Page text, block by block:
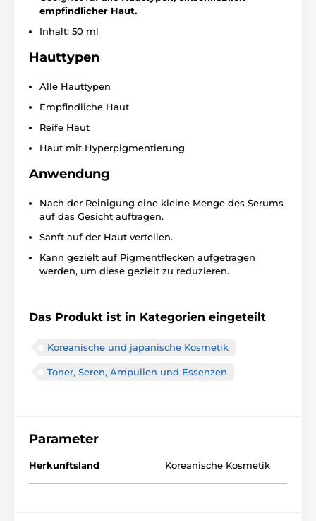
empfindlicher Haut.
Inhalt: 50 ml
Hauttypen
Alle Hauttypen
Empfindliche Haut
Reife Haut
Haut mit Hyperpigmentierung
Anwendung
Nach der Reinigung eine kleine Menge des Serums
auf das Gesicht auftragen.
Sanft auf der Haut verteilen.
Kann gezielt auf Pigmentflecken aufgetragen
werden, um diese gezielt zu reduzieren.
Das Produkt ist in Kategorien eingeteilt
Koreanische und japanische Kosmetik
Toner, Seren, Ampullen und Essenzen
Parameter
Herkunftsland Koreanische Kosmetik